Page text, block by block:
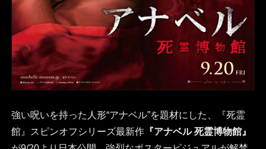
強い呪いを持った人形“アナベル”を題材にした、『死霊
館』スピンオフシリーズ最新作『アナベル 死霊博物館』